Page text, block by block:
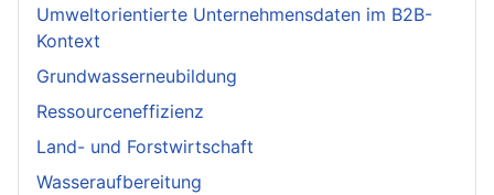
Umweltorientierte Unternehmensdaten im B2B-
Kontext
Grundwasserneubildung
Ressourceneffizienz
Land- und Forstwirtschaft
Wasseraufbereitung